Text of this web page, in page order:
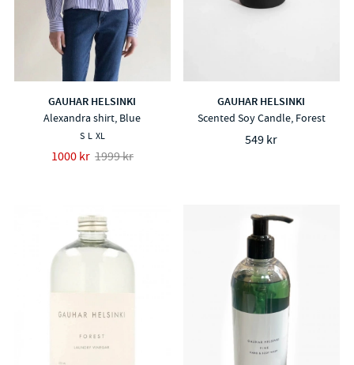
GAUHAR HELSINKI
Alexandra shirt, Blue
S L XL
1000 kr 1999 kr
GAUHAR HELSINKI
Scented Soy Candle, Forest
549 kr